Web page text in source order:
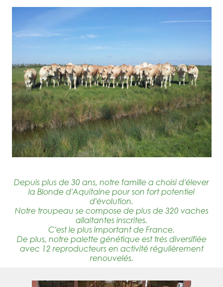
Depuis plus de 30 ans, notre famille a choisi d'élever
la Blonde d'Aquitaine pour son fort potentiel
d'évolution.
Notre troupeau se compose de plus de 320 vaches
allaitantes inscrites.
C'est le plus important de France.
De plus, notre palette génétique est trés diversifiée
avec 12 reproducteurs en activité régulièrement
renouvelés.